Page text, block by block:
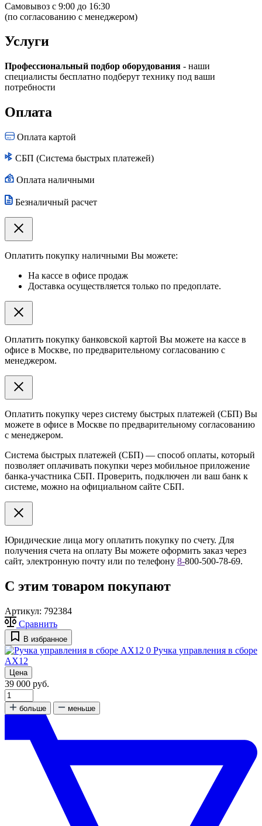
Самовывоз с 9:00 до 16:30
(по согласованию с менеджером)
Услуги
Профессиональный подбор оборудования - наши
специалисты бесплатно подберут технику под ваши
потребности
Оплата
Оплата картой
СБП (Система быстрых платежей)
Оплата наличными
Безналичный расчет
Оплатить покупку наличными Вы можете:
На кассе в офисе продаж
Доставка осуществляется только по предоплате.
Оплатить покупку банковской картой Вы можете на кассе в
офисе в Москве, по предварительному согласованию с
менеджером.
Оплатить покупку через систему быстрых платежей (СБП) Вы
можете в офисе в Москве по предварительному согласованию
с менеджером.
Система быстрых платежей (СБП) — способ оплаты, который
позволяет оплачивать покупки через мобильное приложение
банка-участника СБП. Проверить, подключен ли ваш банк к
системе, можно на официальном сайте СБП.
Юридические лица могу оплатить покупку по счету. Для
получения счета на оплату Вы можете оформить заказ через
сайт, электронную почту или по телефону 8-800-500-78-69.
С этим товаром покупают
Артикул: 792384
Сравнить
В избранное
0 Ручка управления в сборе
АХ12
Цена
39 000 руб.
больше меньше